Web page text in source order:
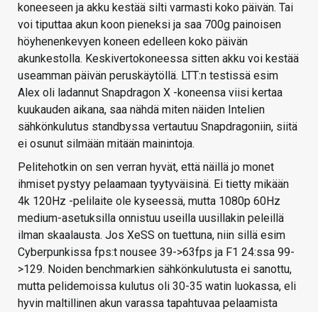
koneeseen ja akku kestää silti varmasti koko päivän. Tai
voi tiputtaa akun koon pieneksi ja saa 700g painoisen
höyhenenkevyen koneen edelleen koko päivän
akunkestolla. Keskivertokoneessa sitten akku voi kestää
useamman päivän peruskäytöllä. LTT:n testissä esim
Alex oli ladannut Snapdragon X -koneensa viisi kertaa
kuukauden aikana, saa nähdä miten näiden Intelien
sähkönkulutus standbyssa vertautuu Snapdragoniin, siitä
ei osunut silmään mitään mainintoja.
Pelitehotkin on sen verran hyvät, että näillä jo monet
ihmiset pystyy pelaamaan tyytyväisinä. Ei tietty mikään
4k 120Hz -pelilaite ole kyseessä, mutta 1080p 60Hz
medium-asetuksilla onnistuu useilla uusillakin peleillä
ilman skaalausta. Jos XeSS on tuettuna, niin sillä esim
Cyberpunkissa fps:t nousee 39->63fps ja F1 24:ssa 99-
>129. Noiden benchmarkien sähkönkulutusta ei sanottu,
mutta pelidemoissa kulutus oli 30-35 watin luokassa, eli
hyvin maltillinen akun varassa tapahtuvaa pelaamista